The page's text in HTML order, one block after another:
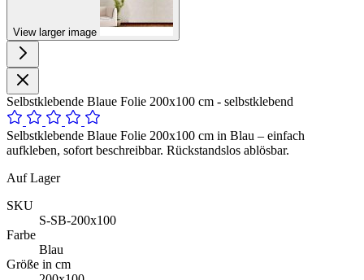
View larger image
Selbstklebende Blaue Folie 200x100 cm - selbstklebend
Selbstklebende Blaue Folie 200x100 cm in Blau – einfach
aufkleben, sofort beschreibbar. Rückstandslos ablösbar.
Auf Lager
SKU
S-SB-200x100
Farbe
Blau
Größe in cm